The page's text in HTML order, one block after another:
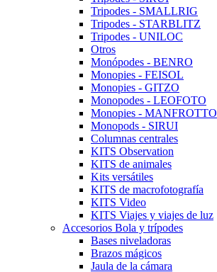
Tripodes - SMALLRIG
Tripodes - STARBLITZ
Tripodes - UNILOC
Otros
Monópodes - BENRO
Monopies - FEISOL
Monopies - GITZO
Monopodes - LEOFOTO
Monopies - MANFROTTO
Monopods - SIRUI
Columnas centrales
KITS Observation
KITS de animales
Kits versátiles
KITS de macrofotografía
KITS Video
KITS Viajes y viajes de luz
Accesorios Bola y trípodes
Bases niveladoras
Brazos mágicos
Jaula de la cámara